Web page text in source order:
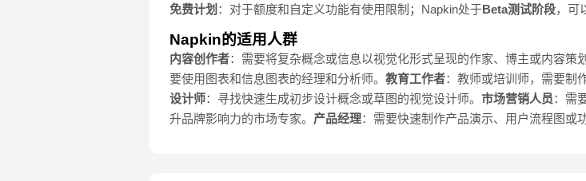
免费计划 ：对于额度和自定义功能有使用限制；Napkin处于Beta测试阶段，可
Napkin的适用人群
内容创作者：需要将复杂概念或信息以视觉化形式呈现的作家、博主或内容策划
要使用图表和信息图表的经理和分析师。 教育工作者：教师或培训师，需要制
设计师：寻找快速生成初步设计概念或草图的视觉设计师。 市场营销人员：需
升品牌影响力的市场专家。 产品经理：需要快速制作产品演示、用户流程图或